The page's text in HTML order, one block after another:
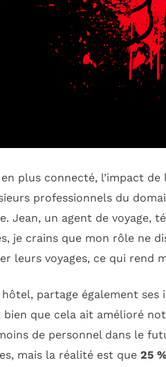
plus connecté, l’impact de
professionnels du
Jean, un agent de voyage,
je crains que mon rôle ne
leurs voyages, ce qui rend
hôtel, partage également
que cela ait amélioré
de personnel dans le
mais la réalité est que 25